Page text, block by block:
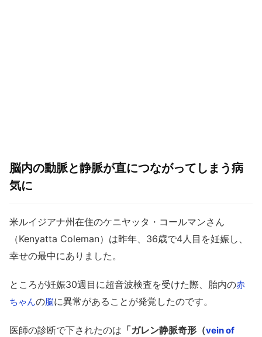
脳内の動脈と静脈が直につながってしまう病
気に
米ルイジアナ州在住のケニヤッタ・コールマンさん
（Kenyatta Coleman）は昨年、36歳で4人目を妊娠し、
幸せの最中にありました。
ところが妊娠30週目に超音波検査を受けた際、胎内の赤
ちゃんの脳に異常があることが発覚したのです。
医師の診断で下されたのは 「ガレン静脈奇形（vein of